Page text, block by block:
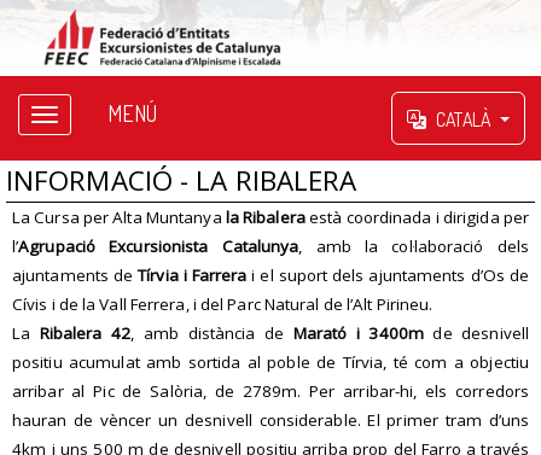
MENÚ CATALÀ
INFORMACIÓ - LA RIBALERA
La Cursa per Alta Muntanya la Ribaleraestà coordinada i dirigida per
l’Agrupació Excursionista Catalunya, amb la col·laboració dels
ajuntaments deTírvia i Farrera i el suport dels ajuntaments d’Os de
Cívis i de la Vall Ferrera, i del Parc Natural de l’Alt Pirineu.
La Ribalera 42, amb distància de Marató i 3400mde desnivell
positiu acumulat amb sortida al poble de Tírvia, té com a objectiu
arribar al Pic de Salòria, de 2789m. Per arribar-hi, els corredors
hauran de vèncer un desnivell considerable. El primer tram d’uns
4km i uns 500 m de desnivell positiu arriba prop del Farro a través